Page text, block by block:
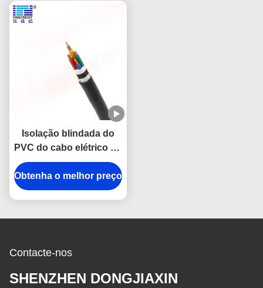
Isolação blindada do
PVC do cabo elétrico do
preto 70mm VV22
YJV22
Obtenha o melhor preço
Contacte-nos
SHENZHEN DONGJIAXIN